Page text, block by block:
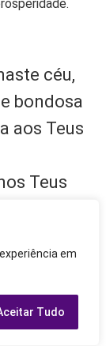
em
Tudo
céu,
bondosa
aos Teus
Teus
a